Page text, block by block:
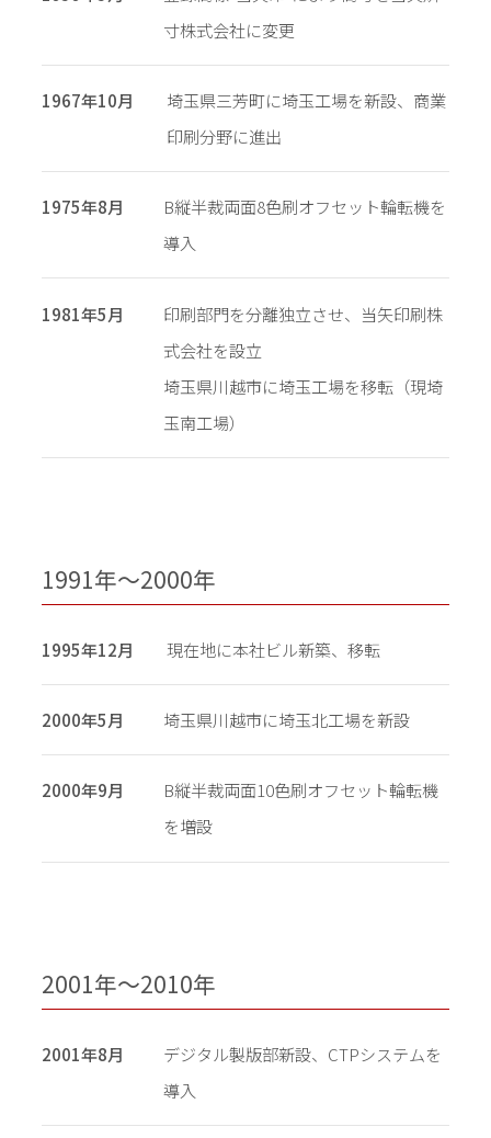
寸株式会社に変更
1967年10月
埼玉県三芳町に埼玉工場を新設、商業
印刷分野に進出
1975年8月
B縦半裁両面8色刷オフセット輪転機を
導入
1981年5月
印刷部門を分離独立させ、当矢印刷株
式会社を設立
埼玉県川越市に埼玉工場を移転（現埼
玉南工場）
1991年〜2000年
1995年12月 現在地に本社ビル新築、移転
2000年5月 埼玉県川越市に埼玉北工場を新設
2000年9月
B縦半裁両面10色刷オフセット輪転機
を増設
2001年〜2010年
2001年8月
デジタル製版部新設、CTPシステムを
導入